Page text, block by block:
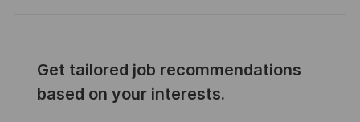
Get tailored job recommendations
based on your interests.